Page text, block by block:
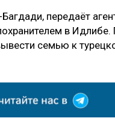
передаёт
в Идлибе.
семью к